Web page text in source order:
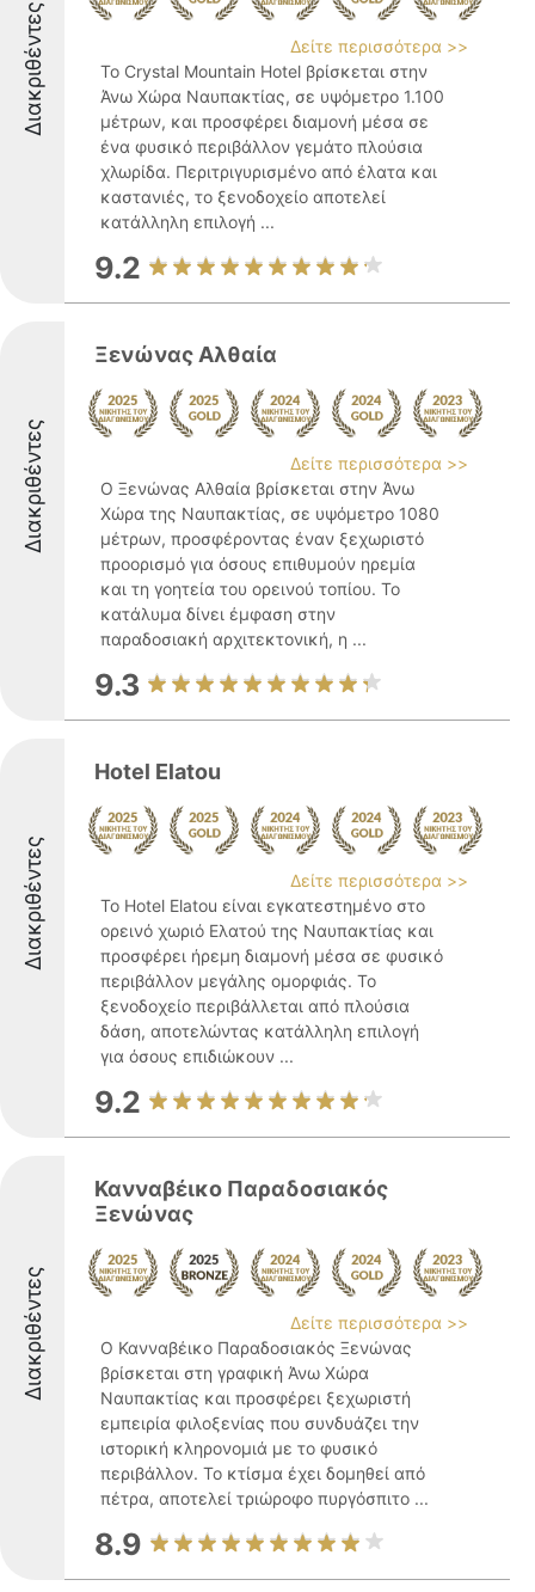
Διακριθέντες
Δείτε περισσότερα >>
Το Crystal Mountain Hotel βρίσκεται στην
Άνω Χώρα Ναυπακτίας, σε υψόμετρο 1.100
μέτρων, και προσφέρει διαμονή μέσα σε
ένα φυσικό περιβάλλον γεμάτο πλούσια
χλωρίδα. Περιτριγυρισμένο από έλατα και
καστανιές, το ξενοδοχείο αποτελεί
κατάλληλη επιλογή ...
9.2
Διακριθέντες
Ξενώνας Αλθαία
Δείτε περισσότερα >>
Ο Ξενώνας Αλθαία βρίσκεται στην Άνω
Χώρα της Ναυπακτίας, σε υψόμετρο 1080
μέτρων, προσφέροντας έναν ξεχωριστό
προορισμό για όσους επιθυμούν ηρεμία
και τη γοητεία του ορεινού τοπίου. Το
κατάλυμα δίνει έμφαση στην
παραδοσιακή αρχιτεκτονική, η ...
9.3
Διακριθέντες
Hotel Elatou
Δείτε περισσότερα >>
Το Hotel Elatou είναι εγκατεστημένο στο
ορεινό χωριό Ελατού της Ναυπακτίας και
προσφέρει ήρεμη διαμονή μέσα σε φυσικό
περιβάλλον μεγάλης ομορφιάς. Το
ξενοδοχείο περιβάλλεται από πλούσια
δάση, αποτελώντας κατάλληλη επιλογή
για όσους επιδιώκουν ...
9.2
Διακριθέντες
Κανναβέικο Παραδοσιακός
Ξενώνας
Δείτε περισσότερα >>
Ο Κανναβέικο Παραδοσιακός Ξενώνας
βρίσκεται στη γραφική Άνω Χώρα
Ναυπακτίας και προσφέρει ξεχωριστή
εμπειρία φιλοξενίας που συνδυάζει την
ιστορική κληρονομιά με το φυσικό
περιβάλλον. Το κτίσμα έχει δομηθεί από
πέτρα, αποτελεί τριώροφο πυργόσπιτο ...
8.9